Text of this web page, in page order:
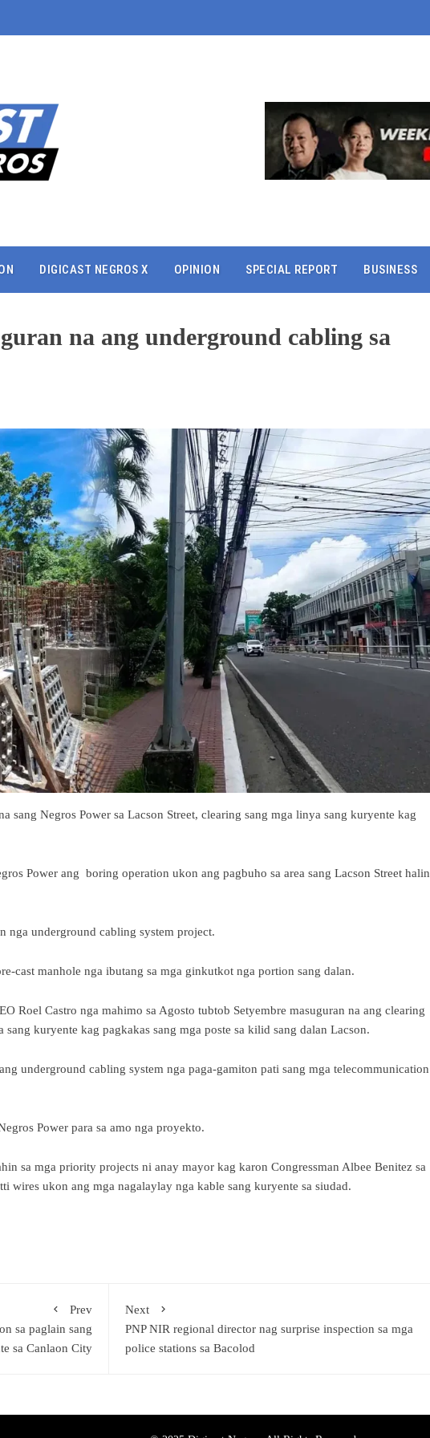
DIGICAST NEGROS X OPINION SPECIAL REPORT BUSINESS
na ang underground cabling sa
sang Negros Power sa Lacson Street, clearing sang mga linya sang kuryente kag
Power ang boring operation ukon ang pagbuho sa area sang Lacson Street halin
nga underground cabling system project.
cast manhole nga ibutang sa mga ginkutkot nga portion sang dalan.
Roel Castro nga mahimo sa Agosto tubtob Setyembre masuguran na ang clearing
kuryente kag pagkakas sang mga poste sa kilid sang dalan Lacson.
underground cabling system nga paga-gamiton pati sang mga telecommunication
Power para sa amo nga proyekto.
sa mga priority projects ni anay mayor kag karon Congressman Albee Benitez sa
wires ukon ang mga nagalaylay nga kable sang kuryente sa siudad.
Prev
sa paglain sang
sa Canlaon City
Next
PNP NIR regional director nag surprise inspection sa mga
police stations sa Bacolod